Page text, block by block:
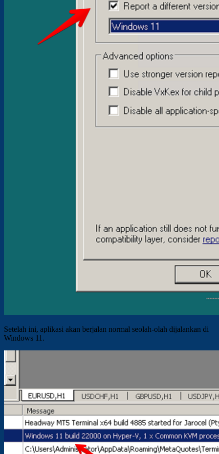
Setelah ini, aplikasi akan berjalan normal seolah-olah dijalankan di
Windows 11.